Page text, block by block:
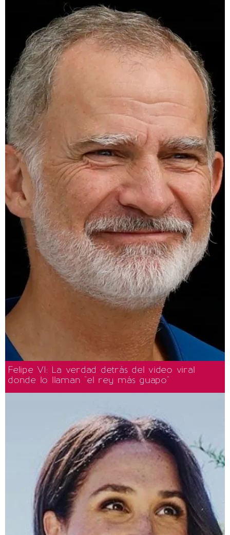
Felipe VI: La verdad detrás del video viral
donde lo llaman "el rey más guapo"